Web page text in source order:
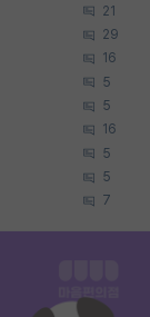
21
29
16
5
5
16
5
5
7